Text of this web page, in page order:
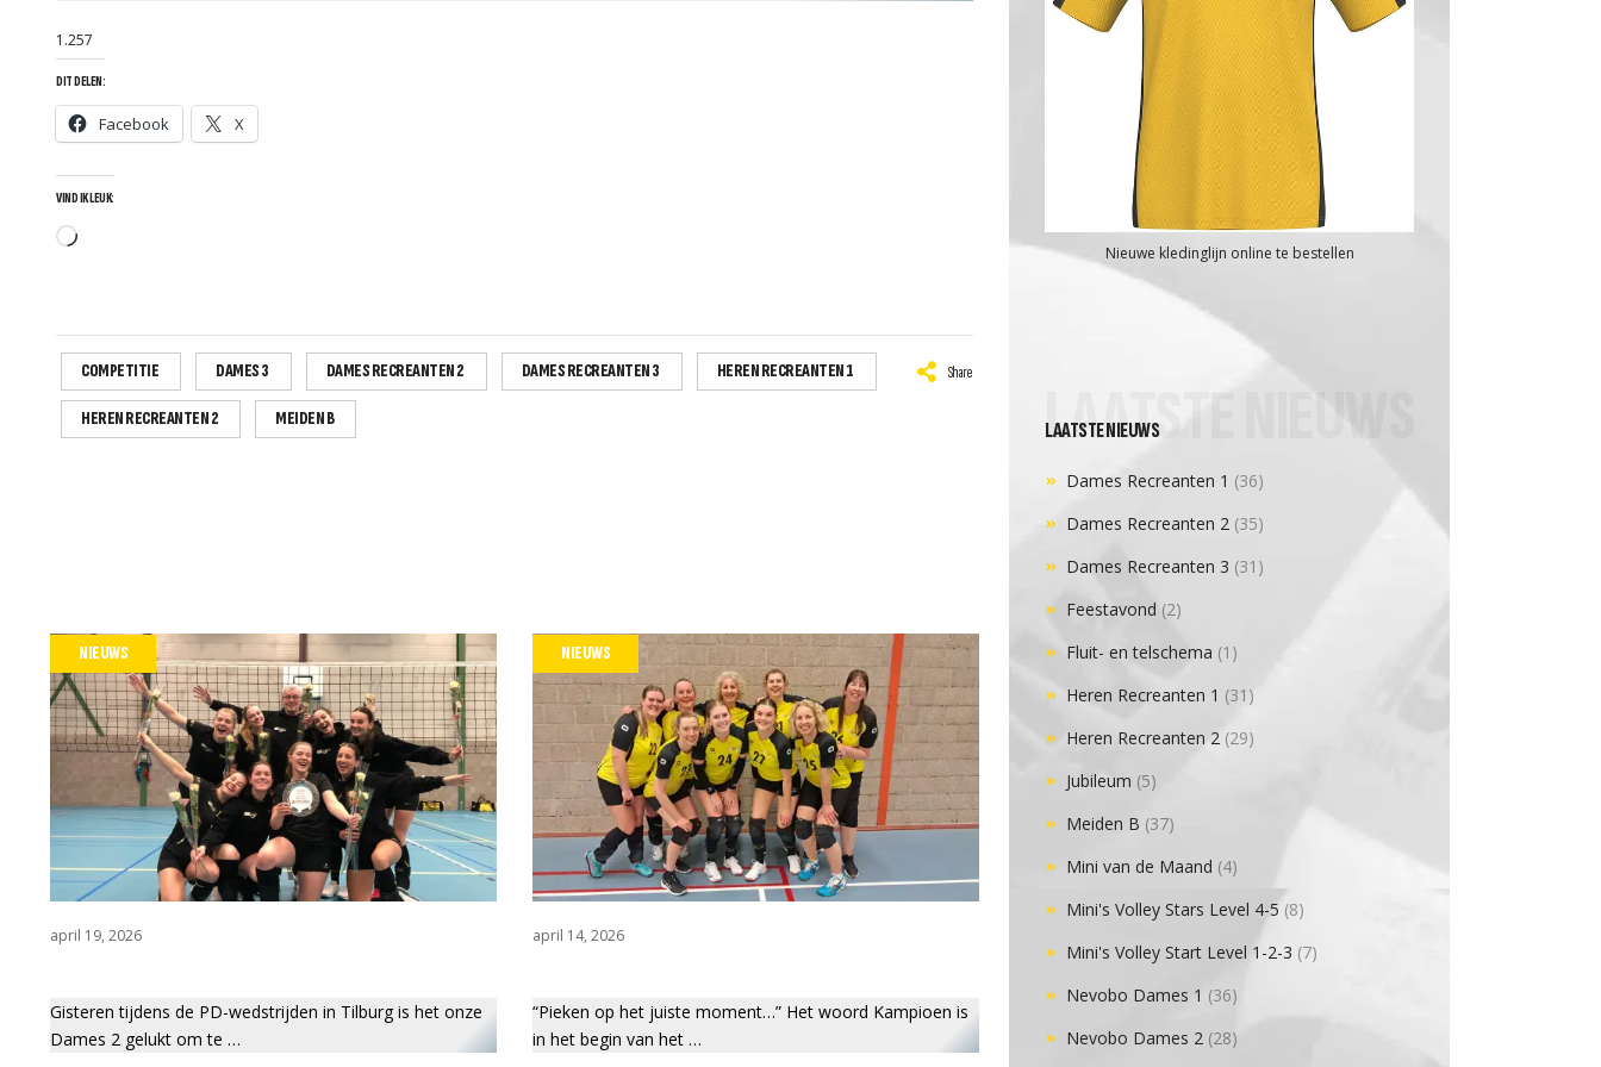
1.257
DIT DELEN:
Facebook X
VIND IK LEUK:
COMPETITIE DAMES 3 DAMES RECREANTEN 2 DAMES RECREANTEN 3 HEREN RECREANTEN 1
HEREN RECREANTEN 2 MEIDEN B
Share
NIEUWS
april 19, 2026
Gisteren tijdens de PD-wedstrijden in Tilburg is het onze
Dames 2 gelukt om te …
NIEUWS
april 14, 2026
“Pieken op het juiste moment…” Het woord Kampioen is
in het begin van het …
Nieuwe kledinglijn online te bestellen
LAATSTE NIEUWS
LAATSTE NIEUWS
Dames Recreanten 1 (36)
Dames Recreanten 2 (35)
Dames Recreanten 3 (31)
Feestavond (2)
Fluit- en telschema (1)
Heren Recreanten 1 (31)
Heren Recreanten 2 (29)
Jubileum (5)
Meiden B (37)
Mini van de Maand (4)
Mini's Volley Stars Level 4-5 (8)
Mini's Volley Start Level 1-2-3 (7)
Nevobo Dames 1 (36)
Nevobo Dames 2 (28)